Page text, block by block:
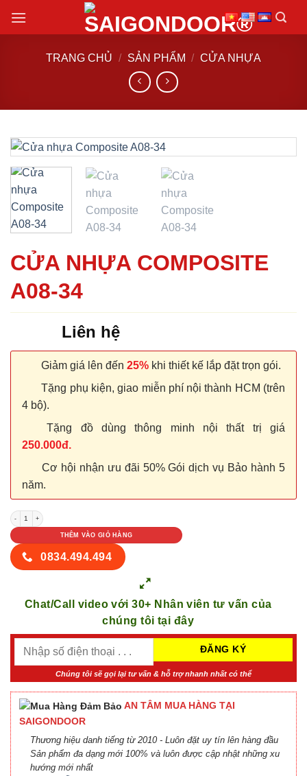
đến
TRANG CHỦ / SẢN PHẨM / CỬA NHỰA
CỬA NHỰA COMPOSITE
A08-34
Liên hệ
Giảm giá lên đến 25% khi thiết kế lắp đặt trọn gói.
Tặng phụ kiện, giao miễn phí nội thành HCM (trên
4 bộ).
Tặng đồ dùng thông minh nội thất trị giá
250.000đ.
Cơ hội nhận ưu đãi 50% Gói dịch vụ Bảo hành 5
năm.
CỬA NHỰA COMPOSITE A08-34 số lượng
THÊM VÀO GIỎ HÀNG
0834.494.494
Chat/Call video với 30+ Nhân viên tư vấn của
chúng tôi tại đây
Chúng tôi sẽ gọi lại tư vấn & hỗ trợ nhanh nhất có thể
AN TÂM MUA HÀNG TẠI
SAIGONDOOR
Thương hiệu danh tiếng từ 2010 - Luôn đặt uy tín lên hàng đầu
Sản phẩm đa dạng mới 100% và luôn được cập nhật những xu
hướng mới nhất